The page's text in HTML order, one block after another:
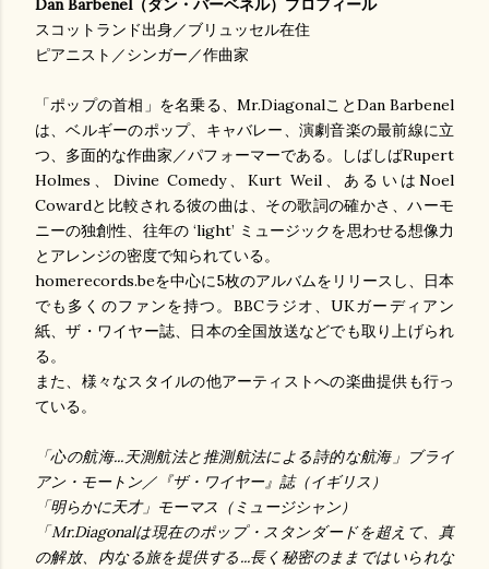
Dan Barbenel（ダン・バーベネル）プロフィール
スコットランド出身／ブリュッセル在住
ピアニスト／シンガー／作曲家
「ポップの首相」を名乗る、Mr.DiagonalことDan Barbenel
は、ベルギーのポップ、キャバレー、演劇音楽の最前線に立
つ、多面的な作曲家／パフォーマーである。 しばしばRupert
Holmes 、 Divine Comedy、Kurt Weil、あるいは Noel
Cowardと比較される彼の曲は、その歌詞の確かさ、ハーモ
ニーの独創性、 往年の‘light’ ミュージックを思わせる想像力
とアレンジの密度で知られている。
homerecords.beを中心に5枚のアルバムをリリースし、日本
でも多くのファンを持つ。 BBCラジオ、UKガーディアン
紙、ザ・ワイヤー誌、日本の全国放送などでも取り上げられ
る。
また、様々なスタイルの他アーティストへの楽曲提供も行っ
ている。
「心の航海...天測航法と推測航法による詩的な航海」ブライ
アン・モートン／『ザ・ワイヤー』誌（イギリス）
「明らかに天才」モーマス （ミュージシャン）
「Mr.Diagonalは現在のポップ・スタンダードを超えて、真
の解放、内なる旅を提供する...長く秘密のままではいられな